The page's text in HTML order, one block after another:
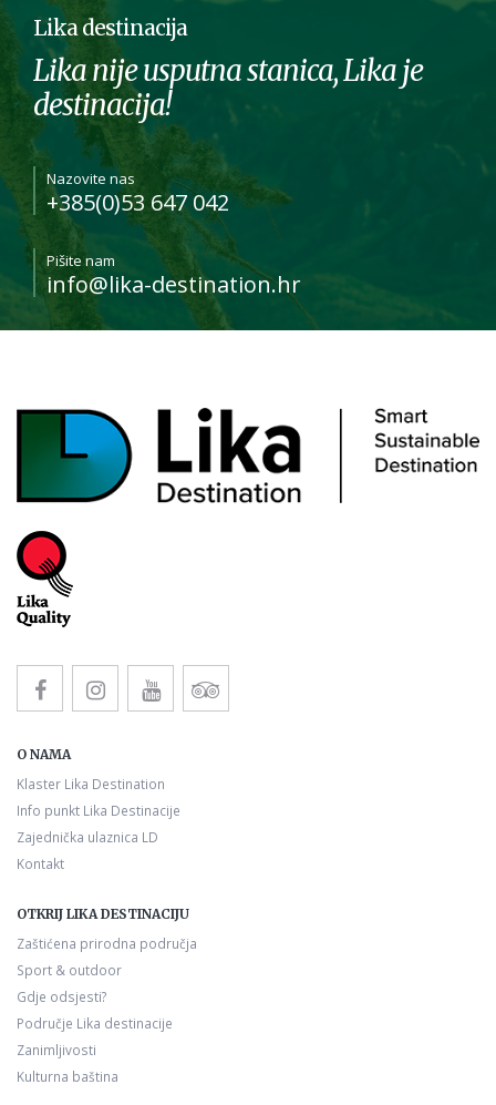
Lika destinacija
Lika nije usputna stanica, Lika je
destinacija!
Nazovite nas
+385(0)53 647 042
Pišite nam
info@lika-destination.hr
O NAMA
Klaster Lika Destination
Info punkt Lika Destinacije
Zajednička ulaznica LD
Kontakt
OTKRIJ LIKA DESTINACIJU
Zaštićena prirodna područja
Sport & outdoor
Gdje odsjesti?
Područje Lika destinacije
Zanimljivosti
Kulturna baština